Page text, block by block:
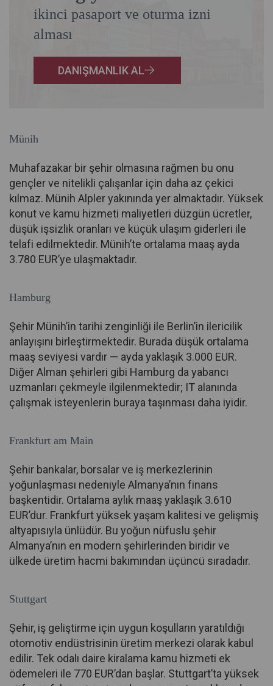
ikinci pasaport ve oturma izni
alması
DANIŞMANLIK AL
Münih
Muhafazakar bir şehir olmasına rağmen bu onu
gençler ve nitelikli çalışanlar için daha az çekici
kılmaz. Münih Alpler yakınında yer almaktadır. Yüksek
konut ve kamu hizmeti maliyetleri düzgün ücretler,
düşük işsizlik oranları ve küçük ulaşım giderleri ile
telafi edilmektedir. Münih’te ortalama maaş ayda
3.780 EUR’ye ulaşmaktadır.
Hamburg
Şehir Münih’in tarihi zenginliği ile Berlin’in ilericilik
anlayışını birleştirmektedir. Burada düşük ortalama
maaş seviyesi vardır — ayda yaklaşık 3.000 EUR.
Diğer Alman şehirleri gibi Hamburg da yabancı
uzmanları çekmeyle ilgilenmektedir; IT alanında
çalışmak isteyenlerin buraya taşınması daha iyidir.
Frankfurt am Main
Şehir bankalar, borsalar ve iş merkezlerinin
yoğunlaşması nedeniyle Almanya’nın finans
başkentidir. Ortalama aylık maaş yaklaşık 3.610
EUR’dur. Frankfurt yüksek yaşam kalitesi ve gelişmiş
altyapısıyla ünlüdür. Bu yoğun nüfuslu şehir
Almanya’nın en modern şehirlerinden biridir ve
ülkede üretim hacmi bakımından üçüncü sıradadır.
Stuttgart
Şehir, iş geliştirme için uygun koşulların yaratıldığı
otomotiv endüstrisinin üretim merkezi olarak kabul
edilir. Tek odalı daire kiralama kamu hizmeti ek
ödemeleri ile 770 EUR’dan başlar. Stuttgart’ta yüksek